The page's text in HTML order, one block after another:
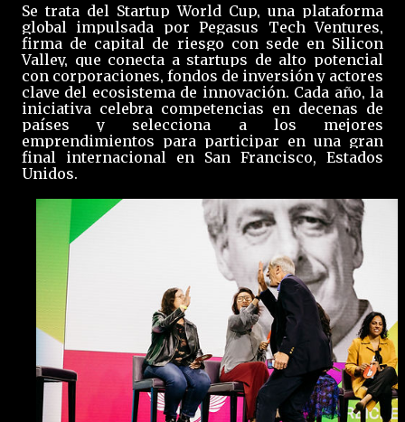
Se trata del Startup World Cup, una plataforma
global impulsada por Pegasus Tech Ventures,
firma de capital de riesgo con sede en Silicon
Valley, que conecta a startups de alto potencial
con corporaciones, fondos de inversión y actores
clave del ecosistema de innovación. Cada año, la
iniciativa celebra competencias en decenas de
países y selecciona a los mejores
emprendimientos para participar en una gran
final internacional en San Francisco, Estados
Unidos.